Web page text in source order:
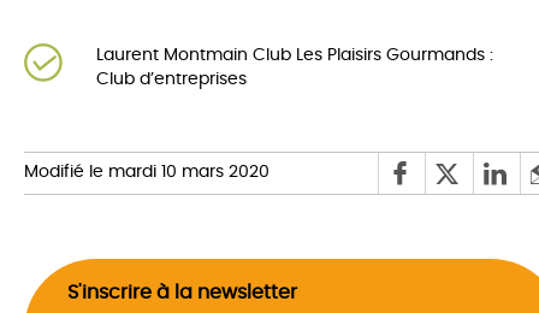
Laurent Montmain Club Les Plaisirs Gourmands :
Club d’entreprises
Modifié le mardi 10 mars 2020
S'inscrire à la newsletter